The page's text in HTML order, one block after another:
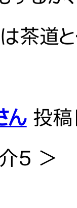
茶道
ん投稿
５ ＞